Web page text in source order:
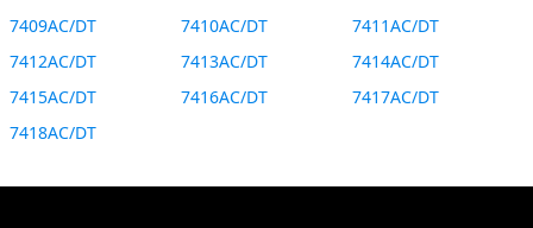
7409AC/DT
7410AC/DT
7411AC/DT
7412AC/DT
7413AC/DT
7414AC/DT
7415AC/DT
7416AC/DT
7417AC/DT
7418AC/DT